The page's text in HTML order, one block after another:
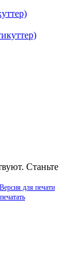
Станьте